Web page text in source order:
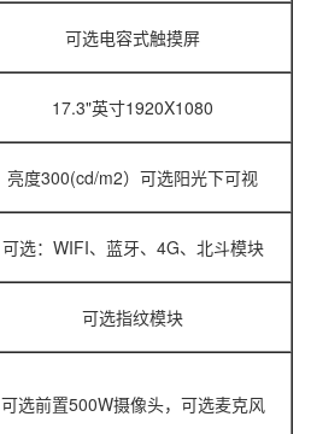
可选电容式触摸屏
17.3"英寸1920X1080
亮度300(cd/m2）可选阳光下可视
可选：WIFI、蓝牙、4G、北斗模块
可选指纹模块
可选前置500W摄像头，可选麦克风